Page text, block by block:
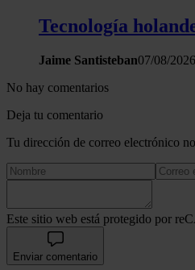
Tecnología
Jaime Santisteban07/08/2026
No hay comentarios
Deja tu comentario
Tu dirección de correo electrónico
Este sitio web está protegido por
Enviar comentario